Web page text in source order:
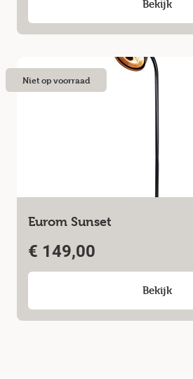
Bekijk
Eurom Sunset
€ 149,00
Bekijk
Niet op voorraad